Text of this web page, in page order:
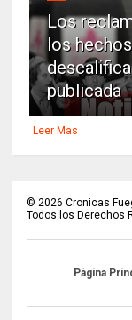
Los
los
publicada
Leer Mas
© 2026 Cronicas
Todos los Derechos
Página